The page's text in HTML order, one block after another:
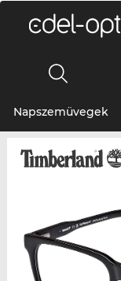
Napszemüvegek